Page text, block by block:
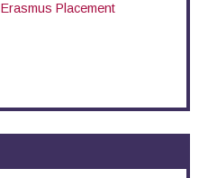
Erasmus Placement